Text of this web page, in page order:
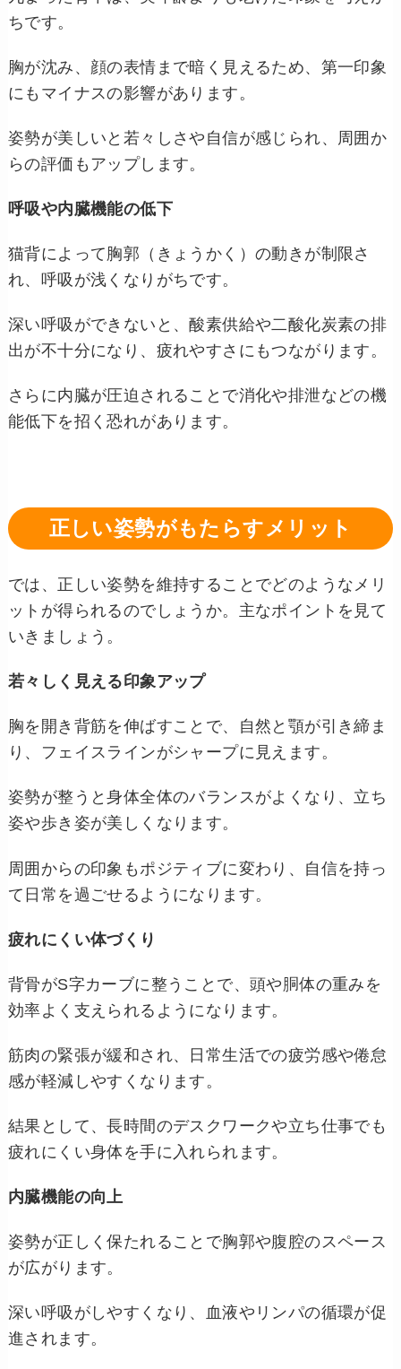
ちです。
胸が沈み、顔の表情まで暗く見えるため、第一印象
にもマイナスの影響があります。
姿勢が美しいと若々しさや自信が感じられ、周囲か
らの評価もアップします。
呼吸や内臓機能の低下
猫背によって胸郭（きょうかく）の動きが制限さ
れ、呼吸が浅くなりがちです。
深い呼吸ができないと、酸素供給や二酸化炭素の排
出が不十分になり、疲れやすさにもつながります。
さらに内臓が圧迫されることで消化や排泄などの機
能低下を招く恐れがあります。
正しい姿勢がもたらすメリット
では、正しい姿勢を維持することでどのようなメリ
ットが得られるのでしょうか。主なポイントを見て
いきましょう。
若々しく見える印象アップ
胸を開き背筋を伸ばすことで、自然と顎が引き締ま
り、フェイスラインがシャープに見えます。
姿勢が整うと身体全体のバランスがよくなり、立ち
姿や歩き姿が美しくなります。
周囲からの印象もポジティブに変わり、自信を持っ
て日常を過ごせるようになります。
疲れにくい体づくり
背骨がS字カーブに整うことで、頭や胴体の重みを
効率よく支えられるようになります。
筋肉の緊張が緩和され、日常生活での疲労感や倦怠
感が軽減しやすくなります。
結果として、長時間のデスクワークや立ち仕事でも
疲れにくい身体を手に入れられます。
内臓機能の向上
姿勢が正しく保たれることで胸郭や腹腔のスペース
が広がります。
深い呼吸がしやすくなり、血液やリンパの循環が促
進されます。